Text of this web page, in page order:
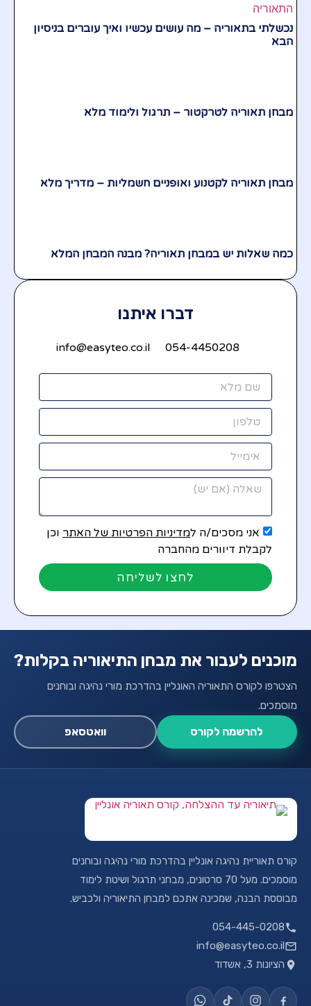
נכשלתי בתאוריה – מה עושים עכשיו ואיך עוברים בניסיון
הבא
מבחן תאוריה לטרקטור – תרגול ולימוד מלא
מבחן תאוריה לקטנוע ואופניים חשמליות – מדריך מלא
כמה שאלות יש במבחן תאוריה? מבנה המבחן המלא
דברו איתנו
054-4450208
info@easyteo.co.il
אני מסכים/ה למדיניות הפרטיות של האתר וכן
לקבלת דיוורים מהחברה
לחצו לשליחה
מוכנים לעבור את מבחן התיאוריה בקלות?
הצטרפו לקורס התאוריה האונליין בהדרכת מורי נהיגה ובוחנים
מוסמכים.
להרשמה לקורס
וואטסאפ
קורס תאוריית נהיגה אונליין בהדרכת מורי נהיגה ובוחנים
מוסמכים. מעל 70 סרטונים, מבחני תרגול ושיטת לימוד
מבוססת הבנה, שמכינה אתכם למבחן התיאוריה ולכביש.
054-445-0208
info@easyteo.co.il
הציונות 3, אשדוד